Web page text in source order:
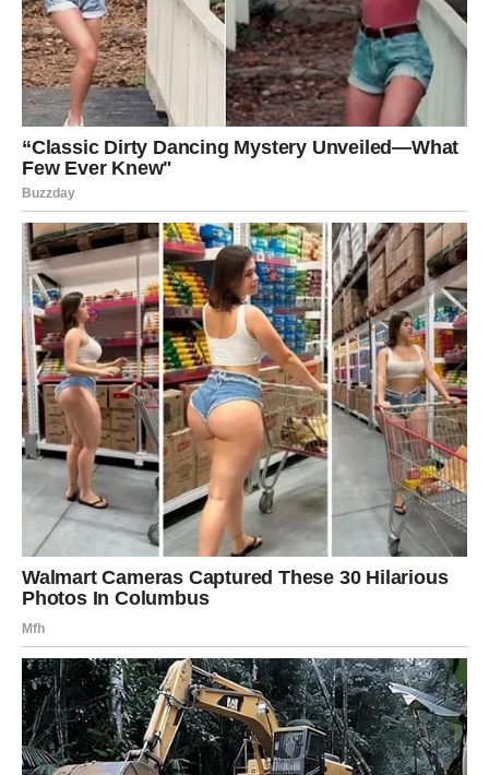
Pred Devicama je period koji će
pamtiti celog života
Sve ono što dolazi može izgledati kao veliki životni
zemljotres, ali iza svakog iznenađenja krije se važna
lekcija i nova prilika. Device će konačno izaći iz perioda
stagnacije i zakoračiti u vreme kada će se mnogo toga
rešavati u njihovu korist.
Biće trenutaka neverice, iznenađenja i šoka, ali će svaki
od njih imati svoju svrhu. Sudbina vam ne donosi
promene kako bi vas kaznila, već kako bi vas odvela na
put kojim je odavno trebalo da krenete.